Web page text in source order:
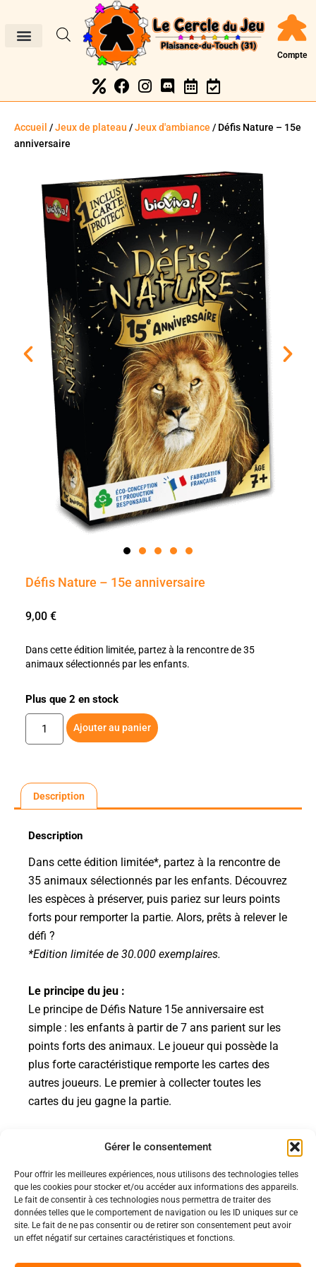
Gérer le consentement
Pour offrir les meilleures expériences, nous utilisons des technologies telles
que les cookies pour stocker et/ou accéder aux informations des appareils.
Le fait de consentir à ces technologies nous permettra de traiter des
données telles que le comportement de navigation ou les ID uniques sur ce
site. Le fait de ne pas consentir ou de retirer son consentement peut avoir
un effet négatif sur certaines caractéristiques et fonctions.
Compte
Accueil /Jeux de plateau /Jeux d'ambiance / Défis Nature – 15e
anniversaire
Défis Nature – 15e anniversaire
9,00 €
Dans cette édition limitée, partez à la rencontre de 35
animaux sélectionnés par les enfants.
Plus que 2 en stock
Ajouter au panier
Description
Description
Dans cette édition limitée*, partez à la rencontre de
35 animaux sélectionnés par les enfants. Découvrez
les espèces à préserver, puis pariez sur leurs points
forts pour remporter la partie. Alors, prêts à relever le
défi ?
*Edition limitée de 30.000 exemplaires.
Le principe du jeu :
Le principe de Défis Nature 15e anniversaire est
simple : les enfants à partir de 7 ans parient sur les
points forts des animaux. Le joueur qui possède la
plus forte caractéristique remporte les cartes des
autres joueurs. Le premier à collecter toutes les
cartes du jeu gagne la partie.
Nos pages
Nos évènements
Nous contacter
Politiques
Politique de confidentialité
Nos conditions de vente et livraison
Code de conduite